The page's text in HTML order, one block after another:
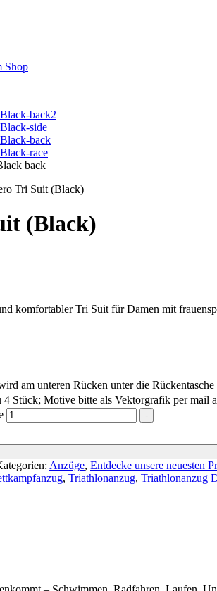
Shop
Tri Suit (Black)
(Black)
komfortabler Tri Suit für Damen mit
am unteren Rücken unter die
4 Stück; Motive bitte als Vektorgrafik per mail
-
Anzüge, Entdecke unsere neuesten
, Triathlonanzug, Triathlonanzug